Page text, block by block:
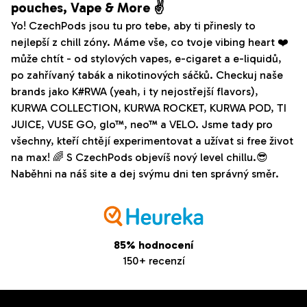
pouches, Vape & More ✌️
Yo! CzechPods jsou tu pro tebe, aby ti přinesly to
nejlepší z chill zóny. Máme vše, co tvoje vibing heart ❤️
může chtít - od stylových vapes, e-cigaret a e-liquidů,
po zahřívaný tabák a nikotinových sáčků. Checkuj naše
brands jako K#RWA (yeah, i ty nejostřejší flavors),
KURWA COLLECTION, KURWA ROCKET, KURWA POD, TI
JUICE, VUSE GO, glo™, neo™ a VELO. Jsme tady pro
všechny, kteří chtějí experimentovat a užívat si free život
na max! 🌈 S CzechPods objevíš nový level chillu.😎
Naběhni na náš site a dej svýmu dni ten správný směr.
85% hodnocení
150+ recenzí